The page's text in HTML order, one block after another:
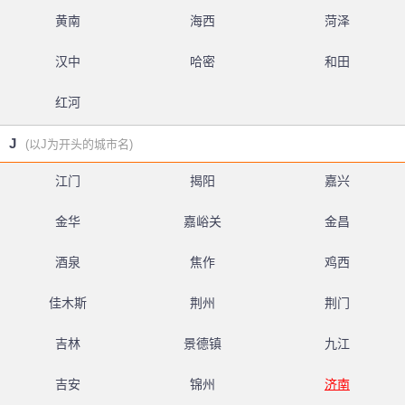
黄南 海西 菏泽
汉中 哈密 和田
红河
J (以J为开头的城市名)
江门 揭阳 嘉兴
金华 嘉峪关 金昌
酒泉 焦作 鸡西
佳木斯 荆州 荆门
吉林 景德镇 九江
吉安 锦州 济南